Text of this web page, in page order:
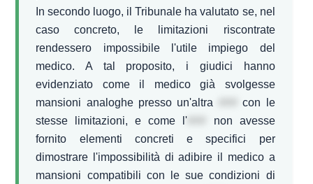
In secondo luogo, il Tribunale ha valutato se, nel
caso concreto, le limitazioni riscontrate
rendessero impossibile l'utile impiego del
medico. A tal proposito, i giudici hanno
evidenziato come il medico già svolgesse
mansioni analoghe presso un'altra
con le
stesse limitazioni, e come l'
non avesse
fornito elementi concreti e specifici per
dimostrare l'impossibilità di adibire il medico a
mansioni compatibili con le sue condizioni di